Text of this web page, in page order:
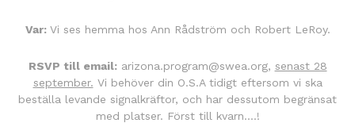
Var: Vi ses hemma hos Ann Rådström och Robert LeRoy.
RSVP till email:arizona.program@swea.org, senast 28
september. Vi behöver din O.S.A tidigt eftersom vi ska
beställa levande signalkräftor, och har dessutom begränsat
med platser. Först till kvarn….!